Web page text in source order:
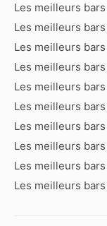
Les meilleurs
Les meilleurs
Les meilleurs
Les meilleurs
Les meilleurs
Les meilleurs
Les meilleurs
Les meilleurs
Les meilleurs
Les meilleurs